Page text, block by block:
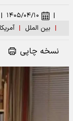
| بین الملل |
| ۱۴۰۵/۰۴/۱۰ |
نسخه چاپی